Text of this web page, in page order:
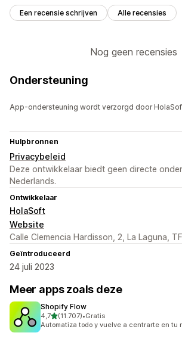
Een recensie schrijven Alle recensies
Nog geen recensies
Ondersteuning
App-ondersteuning wordt verzorgd door
Hulpbronnen
Privacybeleid
Deze ontwikkelaar biedt geen directe
Nederlands.
Ontwikkelaar
HolaSoft
Website
Calle Clemencia Hardisson, 2, La Laguna,
Geïntroduceerd
24 juli 2023
Meer apps zoals deze
Shopify Flow
4,7van 5 sterren
(11.707)
11707 recensies in totaal
•Gratis
Automatiza todo y vuelve a centrarte en tu